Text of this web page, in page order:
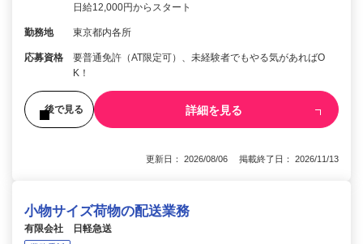
日給12,000円からスタート
勤務地 東京都内各所
応募資格
要普通免許（AT限定可）、未経験者でもやる気があればO
K！
後で見る 詳細を見る
更新日： 2026/08/06 掲載終了日： 2026/11/13
小物サイズ荷物の配送業務
有限会社 日軽急送